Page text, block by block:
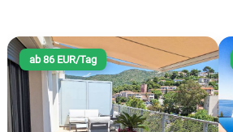
ab 86 EUR/Tag